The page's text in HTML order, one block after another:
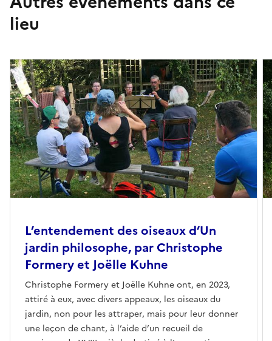
lieu
L’entendement des oiseaux d’Un
jardin philosophe, par Christophe
Formery et Joëlle Kuhne
Christophe Formery et Joëlle Kuhne ont, en 2023,
attiré à eux, avec divers appeaux, les oiseaux du
jardin, non pour les attraper, mais pour leur donner
une leçon de chant, à l’aide d’un recueil de